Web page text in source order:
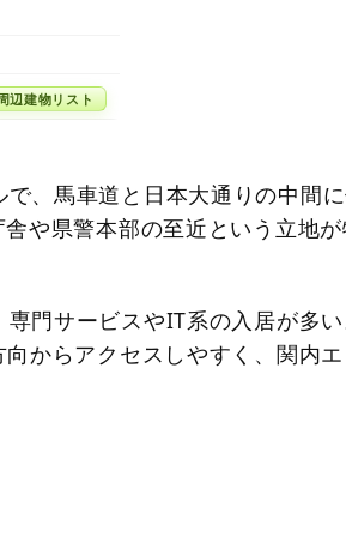
辺建物リスト
、馬車道と日本大通りの中間
や県警本部の至近という立地
門サービスやIT系の入居が多い
からアクセスしやすく、関内エ